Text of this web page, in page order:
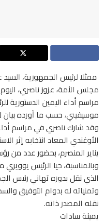
ممثلا لرئيس الجمهورية،
مجلس الأمة، عزوز ناصري،
مراسم أداء اليمين الدستورية
موسيفيني، حسب ما أورده
وقد شارك ناصري في مراسم
يناير المنصرم، بحضور عدد من
وبالمناسبة، حيا الرئيس
الذي نقل بدوره تهاني رئيس
وتمنياته له بدوام التوفيق
نقله المصدر ذاته.
يمينة سادات